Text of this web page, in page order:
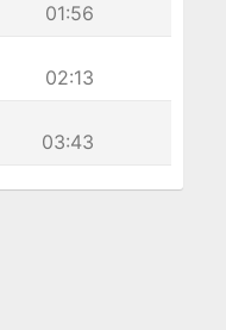
01:56
02:13
03:43